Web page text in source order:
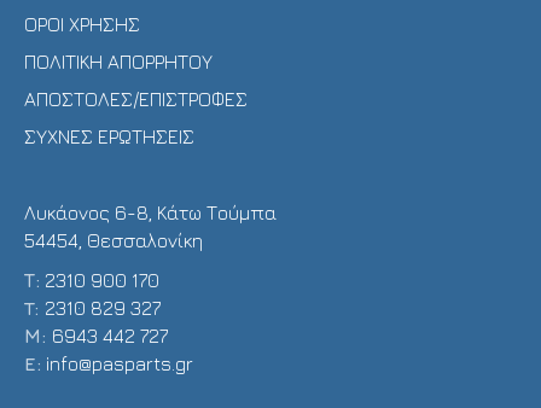
ΟΡΟΙ ΧΡΗΣΗΣ
ΠΟΛΙΤΙΚΗ ΑΠΟΡΡΗΤΟΥ
ΑΠΟΣΤΟΛΕΣ/ΕΠΙΣΤΡΟΦΕΣ
ΣΥΧΝΕΣ ΕΡΩΤΗΣΕΙΣ
Λυκάονος 6-8, Κάτω Τούμπα
54454, Θεσσαλονίκη
Τ: 2310 900 170
T: 2310 829 327
Μ: 6943 442 727
E: info@pasparts.gr